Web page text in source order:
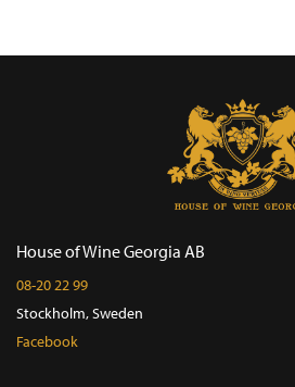
House of Wine Georgia AB
08-20 22 99
Stockholm, Sweden
Facebook